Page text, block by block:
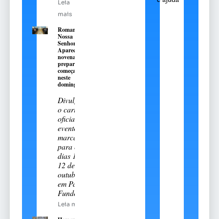
Leia
mais
Romaria de
Nossa
Senhora
Aparecida:
novena
preparatória
começa
neste
domingo, 9
Divulgado
o cartal
oficial do
evento
marcado
para os
dias 11 e
12 de
outubro
em Passo
Fundo
Leia mais